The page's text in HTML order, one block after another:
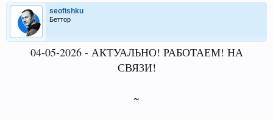
seofishku
Беттор
04-05-2026 - АКТУАЛЬНО! РАБОТАЕМ! НА
СВЯЗИ!
~